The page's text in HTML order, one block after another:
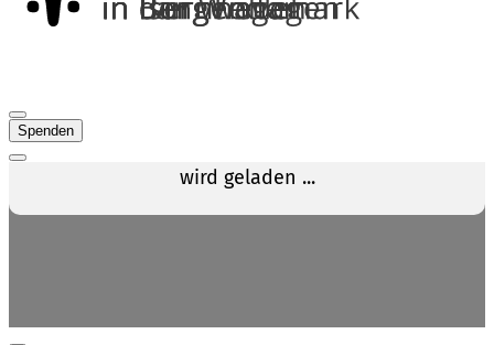
Spenden